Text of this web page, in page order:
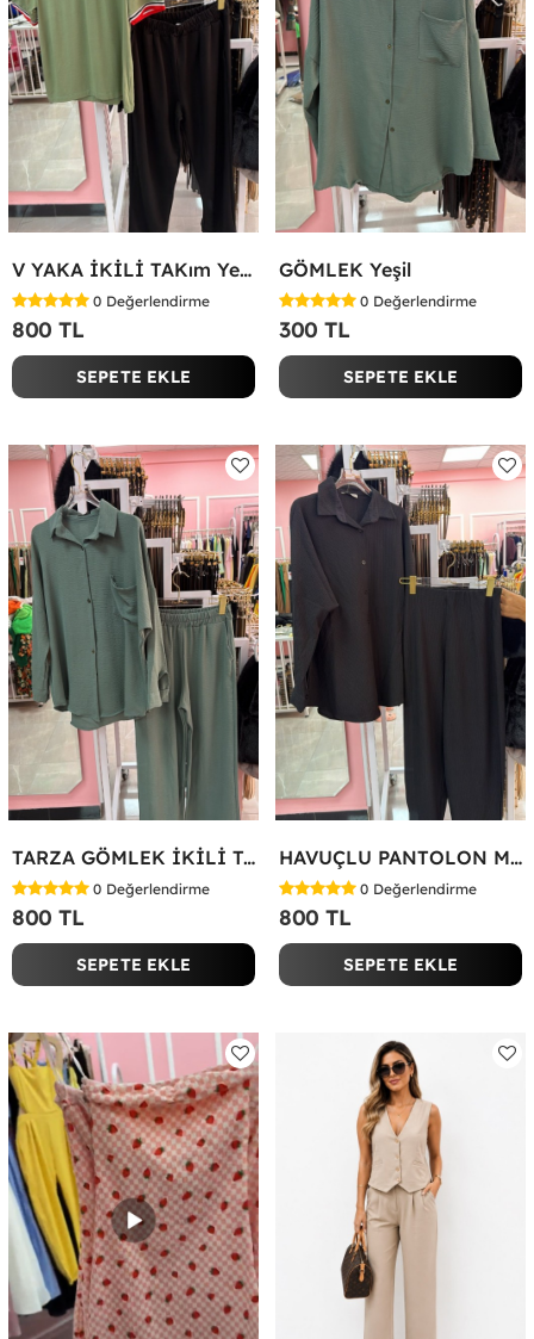
V YAKA İKİLİ TAKım Yeşil
0 Değerlendirme
800 TL
SEPETE EKLE
GÖMLEK Yeşil
0 Değerlendirme
300 TL
SEPETE EKLE
TARZA GÖMLEK İKİLİ TAKIM KOT KUMAŞ Yeşil
0 Değerlendirme
800 TL
SEPETE EKLE
HAVUÇLU PANTOLON MİYASE TAKIM Siyah
0 Değerlendirme
800 TL
SEPETE EKLE